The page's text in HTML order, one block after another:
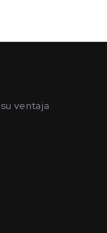
ventaja